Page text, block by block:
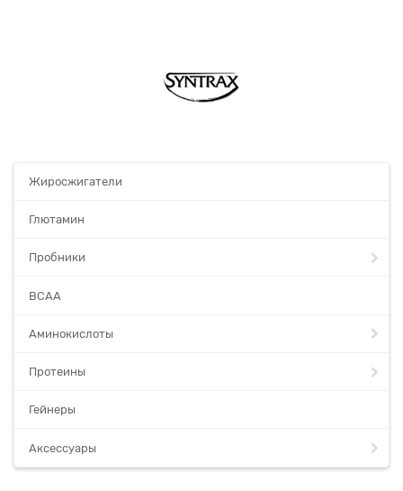
Жиросжигатели
Глютамин
Пробники
BCAA
Аминокислоты
Протеины
Гейнеры
Аксессуары